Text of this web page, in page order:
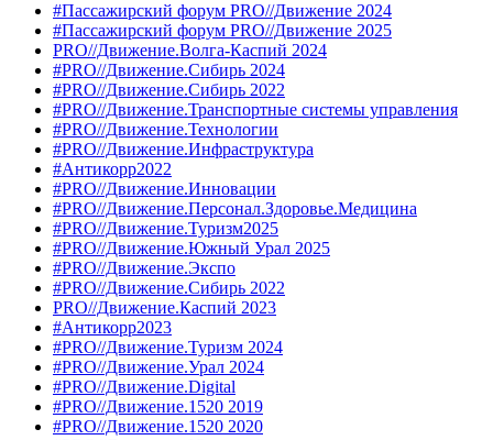
#Пассажирский форум PRO//Движение 2024
#Пассажирский форум PRO//Движение 2025
PRO//Движение.Волга-Каспий 2024
#PRO//Движение.Сибирь 2024
#PRO//Движение.Сибирь 2022
#PRO//Движение.Транспортные системы управления
#PRO//Движение.Технологии
#PRO//Движение.Инфраструктура
#Антикорр2022
#PRO//Движение.Инновации
#PRO//Движение.Персонал.Здоровье.Медицина
#PRO//Движение.Туризм2025
#PRO//Движение.Южный Урал 2025
#PRO//Движение.Экспо
#PRO//Движение.Сибирь 2022
PRO//Движение.Каспий 2023
#Антикорр2023
#PRO//Движение.Туризм 2024
#PRO//Движение.Урал 2024
#PRO//Движение.Digital
#PRO//Движение.1520 2019
#PRO//Движение.1520 2020